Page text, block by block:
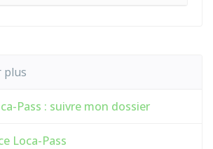
plus
Pass : suivre mon dossier
Loca-Pass